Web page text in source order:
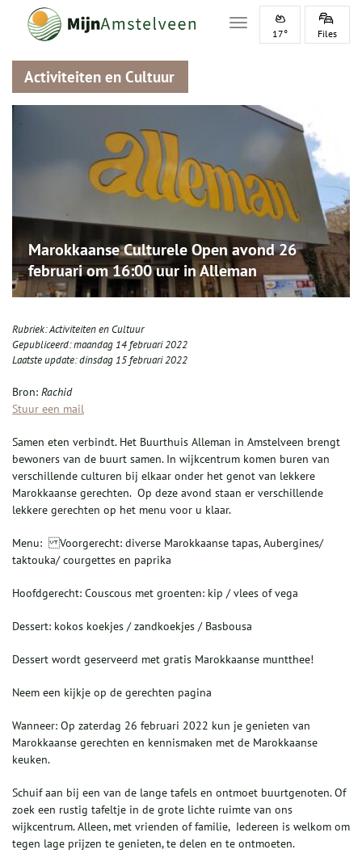
Toggle navigation
17° Files
Activiteiten en Cultuur
Marokkaanse Culturele Open avond 26
februari om 16:00 uur in Alleman
Rubriek:Activiteiten en Cultuur
Gepubliceerd:maandag 14 februari 2022
Laatste update:dinsdag 15 februari 2022
Bron: Rachid
Stuur een mail
Samen eten verbindt. Het Buurthuis Alleman in Amstelveen brengt
bewoners van de buurt samen. In wijkcentrum komen buren van
verschillende culturen bij elkaar onder het genot van lekkere
Marokkaanse gerechten. Op deze avond staan er verschillende
lekkere gerechten op het menu voor u klaar.
Menu: Voorgerecht: diverse Marokkaanse tapas, Aubergines/
taktouka/ courgettes en paprika
Hoofdgerecht: Couscous met groenten: kip / vlees of vega
Dessert: kokos koekjes / zandkoekjes / Basbousa
Dessert wordt geserveerd met gratis Marokkaanse muntthee!
Neem een kijkje op de gerechten pagina
Wanneer: Op zaterdag 26 februari 2022 kun je genieten van
Marokkaanse gerechten en kennismaken met de Marokkaanse
keuken.
Schuif aan bij een van de lange tafels en ontmoet buurtgenoten. Of
zoek een rustig tafeltje in de grote lichte ruimte van ons
wijkcentrum. Alleen, met vrienden of familie, Iedereen is welkom om
tegen lage prijzen te genieten, te delen en te ontmoeten.